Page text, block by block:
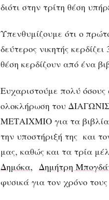
διότι στην τρίτη θέση
Υπενθυμίζουμε ότι ο
δεύτερος νικητής
θέση κερδίζουν από ένα
Ευχαριστούμε πολύ όσους
ολοκλήρωση του
ΜΕΤΑΙΧΜΙΟ για τα βιβλία
την υποστήριξή της και
μας, καθώς και τα τρία
Δημόκα,
Δημήτρη
φυσικά για τον χρόνο